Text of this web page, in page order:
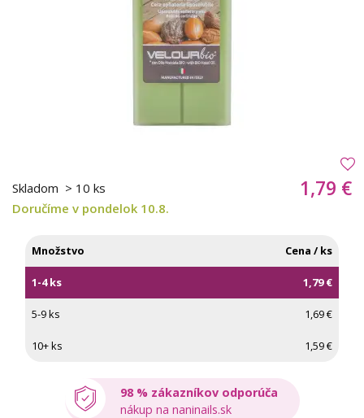
Skladom > 10 ks
Doručíme v pondelok 10.8.
1,79 €
Množstvo Cena / ks
1-4 ks 1,79 €
5-9 ks 1,69 €
10+ ks 1,59 €
98 % zákazníkov odporúča
nákup na naninails.sk